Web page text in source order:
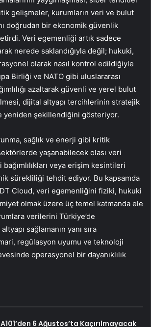
gelişmeler, kurumların veri ve bulut
doğrudan bir ekonomik güvenlik
Veri egemenliği artık sadece
nerede saklandığıyla değil; hukuki,
olarak nasıl kontrol edildiğiyle
Birliği ve NATO gibi uluslararası
azaltarak güvenli ve yerel bulut
dijital altyapı tercihlerinin stratejik
yeniden şekillendiğini gösteriyor.
sağlık ve enerji gibi kritik
yaşanabilecek olası veri
bağımlılıkları veya erişim kesintileri
sürekliliği tehdit ediyor. Bu kapsamda
Cloud, veri egemenliğini fiziki, hukuki
olmak üzere üç temel katmanda ele
verilerini Türkiye’de
sağlamanın yanı sıra
regülasyon uyumu ve teknoloji
operasyonel bir dayanıklılık
A101’den 6 Ağustos’ta Kaçırılmayacak